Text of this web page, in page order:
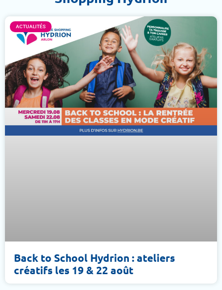
ACTUALITÉS
Back to School Hydrion : ateliers
créatifs les 19 & 22 août